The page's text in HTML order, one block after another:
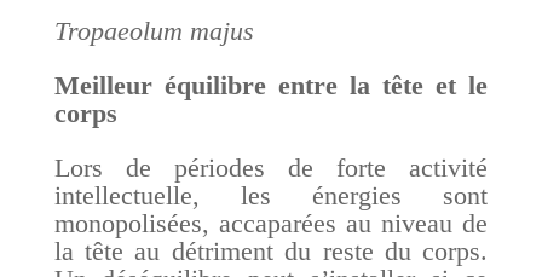
Tropaeolum majus
Meilleur équilibre entre la tête et le
corps
Lors de périodes de forte activité
intellectuelle, les énergies sont
monopolisées, accaparées au niveau de
la tête au détriment du reste du corps.